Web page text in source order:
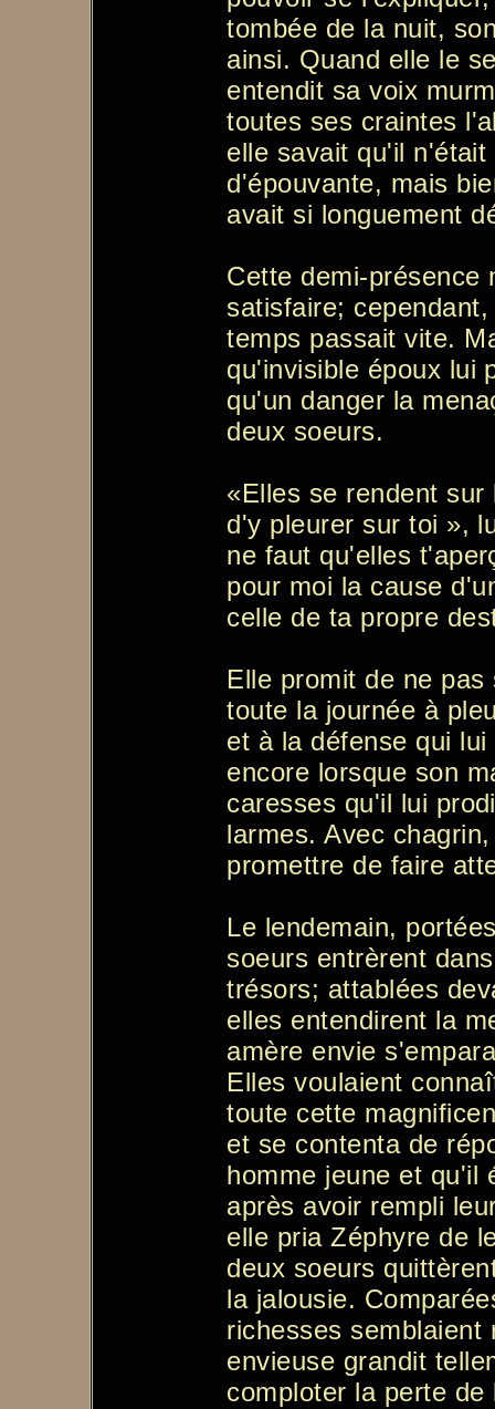
tombée de la nuit,
ainsi. Quand elle le
entendit sa voix
toutes ses craintes
elle savait qu'il
d'épouvante, mais
avait si longuement
Cette demi-présence
satisfaire;
temps passait vite.
qu'invisible époux lui
qu'un danger la
deux soeurs.
«Elles se rendent
d'y pleurer sur toi »,
ne faut qu'elles
pour moi la cause
celle de ta propre
Elle promit de ne
toute la journée à
et à la défense qui
encore lorsque son
caresses qu'il lui
larmes. Avec
promettre de faire
Le lendemain,
soeurs entrèrent
trésors; attablées
elles entendirent la
amère envie
Elles voulaient
toute cette
et se contenta de
homme jeune et qu'il
après avoir rempli
elle pria Zéphyre de
deux soeurs
la jalousie.
richesses semblaient
envieuse grandit
comploter la perte de